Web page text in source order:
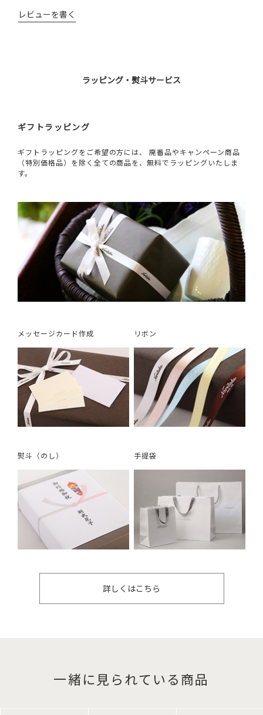
レビューを書く
ラッピング・熨斗サービス
ギフトラッピング
ギフトラッピングをご希望の方には、 廃番品やキャンペーン商品
（特別価格品）を除く全ての商品を、無料でラッピングいたしま
す。
メッセージカード作成 リボン
熨斗（のし） 手提袋
詳しくはこちら
一緒に見られている商品